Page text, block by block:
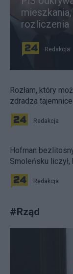
rozliczenia
Redakcja
Rozłam, który
zdradza
Redakcja
Hofman
Smoleńsku
Redakcja
#Rząd